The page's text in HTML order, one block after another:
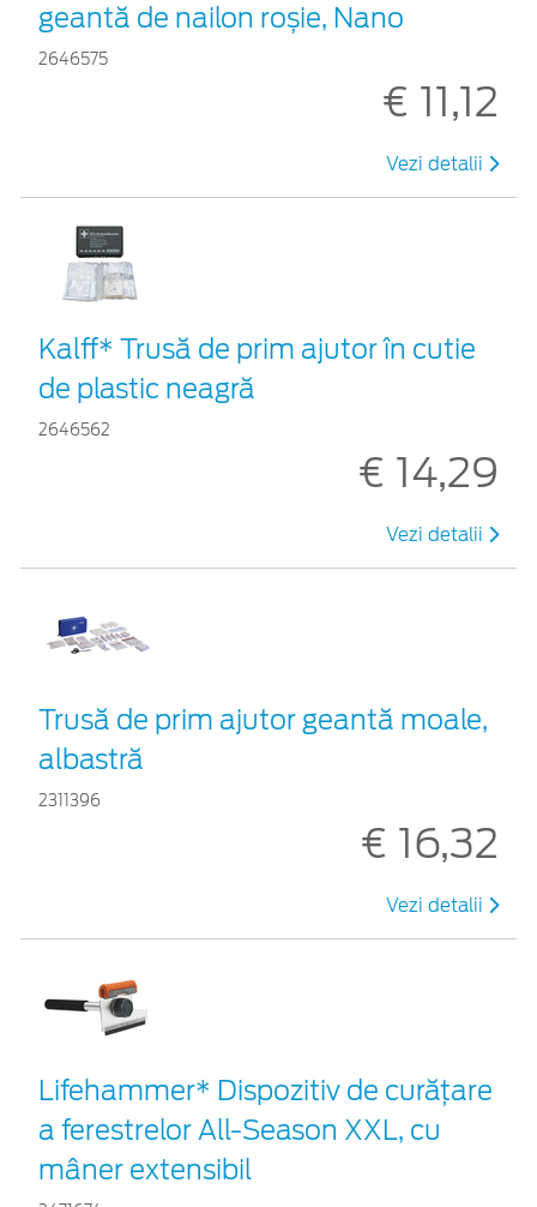
geantă de nailon roșie, Nano
2646575
€ 11,12
Vezi detalii
Kalff* Trusă de prim ajutor în cutie
de plastic neagră
2646562
€ 14,29
Vezi detalii
Trusă de prim ajutor geantă moale,
albastră
2311396
€ 16,32
Vezi detalii
Lifehammer* Dispozitiv de curățare
a ferestrelor All-Season XXL, cu
mâner extensibil